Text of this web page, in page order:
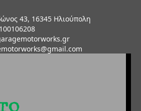
43, 16345 Ηλιούπολη